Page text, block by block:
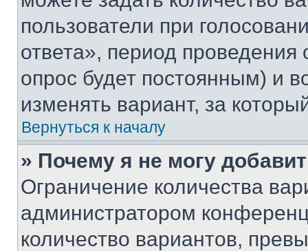
пользователи при
ответа», период проведения
опрос будет постоянным) и
изменять вариант, за
Вернуться к началу
» Почему я не могу
Ограничение количества
администратором
количество вариантов,